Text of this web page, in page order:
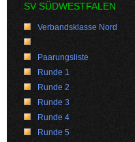
SV SÜDWESTFALEN
Verbandsklasse Nord
Paarungsliste
Runde 1
Runde 2
Runde 3
Runde 4
Runde 5